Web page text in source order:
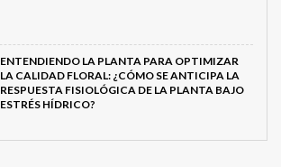
ENTENDIENDO LA PLANTA PARA OPTIMIZAR
LA CALIDAD FLORAL: ¿CÓMO SE ANTICIPA LA
RESPUESTA FISIOLÓGICA DE LA PLANTA BAJO
ESTRÉS HÍDRICO?